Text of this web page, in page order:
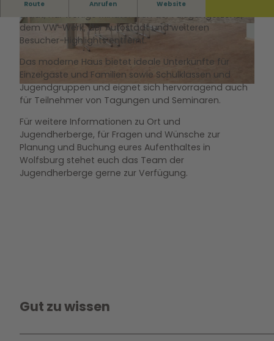
© CC0
©CC0 © CC0
Route Anrufen Website
Stadt, nur wenige Minuten von der Fußgängerzone,
dem VW-Werk, der Autostadt und weiteren
Besucher-Highlights entfernt.
Das moderne Haus bietet ideale Unterkünfte für
Einzelgäste und Familien sowie Schulklassen und
Jugendgruppen und eignet sich hervorragend auch
für Teilnehmer von Tagungen und Seminaren.
Für weitere Informationen zu Ort und
Jugendherberge, für Fragen und Wünsche zur
Planung und Buchung eures Aufenthaltes in
Wolfsburg stehet euch das Team der
Jugendherberge gerne zur Verfügung.
Gut zu wissen